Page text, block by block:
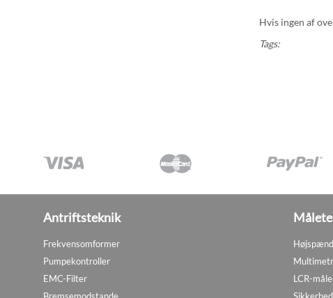
Hvis ingen af
Tags:
Antriftsteknik
Frekvensomformer
Pumpekontroller
EMC-Filter
LCR-